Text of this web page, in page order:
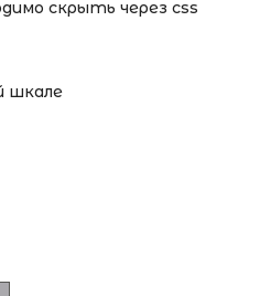
скрыть через css
шкале